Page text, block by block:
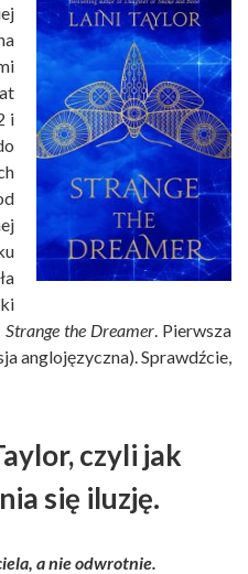
i
Strange the Dreamer. Pierwsza
anglojęzyczna). Sprawdźcie,
czyli jak
się iluzję.
a nie odwrotnie.